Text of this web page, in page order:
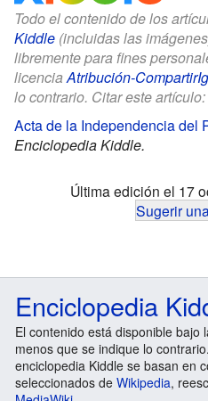
Todo el contenido de los
Kiddle (incluidas las
libremente para fines
licenciaAtribución-
lo contrario. Citar este artículo:
Acta de la Independencia del
Enciclopedia Kiddle.
Última edición el 17
Sugerir
Enciclopedia
El contenido está disponible bajo
menos que se indique lo
enciclopedia Kiddle se basan en
seleccionados de Wikipedia,